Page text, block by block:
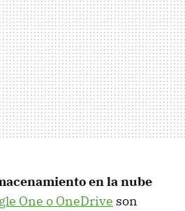
en la nube
One o OneDrive son